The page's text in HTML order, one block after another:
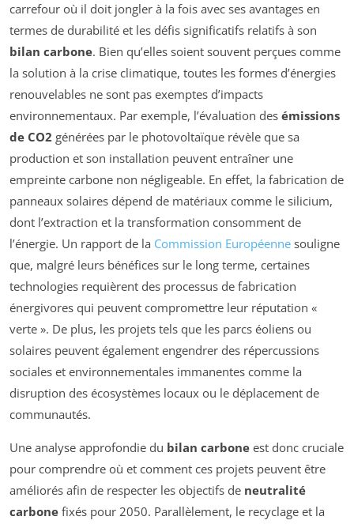
carrefour où il doit jongler à la fois avec ses avantages en
termes de durabilité et les défis significatifs relatifs à son
bilan carbone. Bien qu’elles soient souvent perçues comme
la solution à la crise climatique, toutes les formes d’énergies
renouvelables ne sont pas exemptes d’impacts
environnementaux. Par exemple, l’évaluation des émissions
de CO2 générées par le photovoltaïque révèle que sa
production et son installation peuvent entraîner une
empreinte carbone non négligeable. En effet, la fabrication de
panneaux solaires dépend de matériaux comme le silicium,
dont l’extraction et la transformation consomment de
l’énergie. Un rapport de la Commission Européenne souligne
que, malgré leurs bénéfices sur le long terme, certaines
technologies requièrent des processus de fabrication
énergivores qui peuvent compromettre leur réputation «
verte ». De plus, les projets tels que les parcs éoliens ou
solaires peuvent également engendrer des répercussions
sociales et environnementales immanentes comme la
disruption des écosystèmes locaux ou le déplacement de
communautés.
Une analyse approfondie du bilan carbone est donc cruciale
pour comprendre où et comment ces projets peuvent être
améliorés afin de respecter les objectifs de neutralité
carbone fixés pour 2050. Parallèlement, le recyclage et la